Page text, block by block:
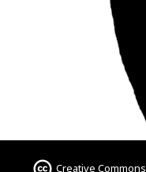
Creative Commons